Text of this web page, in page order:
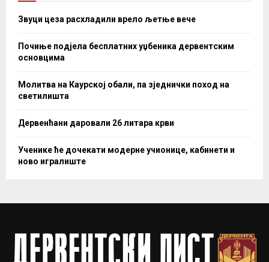
Звуци цеза расхладили врело љетње вече
Почиње подјела бесплатних уџбеника дервентским
основцима
Молитва на Каурској обали, па зједнички поход на
светилишта
Дервенћани даровали 26 литара крви
Ученике ће дочекати модерне учионице, кабинети и
ново игралиште